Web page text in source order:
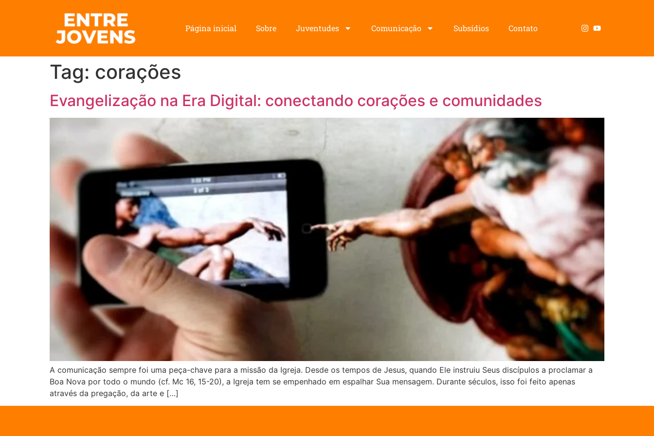
Página inicial Sobre Juventudes Comunicação Subsídios Contato
Tag: corações
Evangelização na Era Digital: conectando corações e comunidades
A comunicação sempre foi uma peça-chave para a missão da Igreja. Desde os tempos de Jesus, quando Ele instruiu Seus discípulos a proclamar a
Boa Nova por todo o mundo (cf. Mc 16, 15-20), a Igreja tem se empenhado em espalhar Sua mensagem. Durante séculos, isso foi feito apenas
através da pregação, da arte e […]